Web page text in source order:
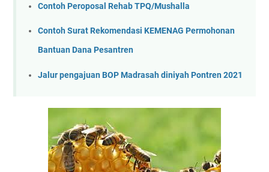
Contoh Peroposal Rehab TPQ/Mushalla
Contoh Surat Rekomendasi KEMENAG Permohonan
Bantuan Dana Pesantren
Jalur pengajuan BOP Madrasah diniyah Pontren 2021